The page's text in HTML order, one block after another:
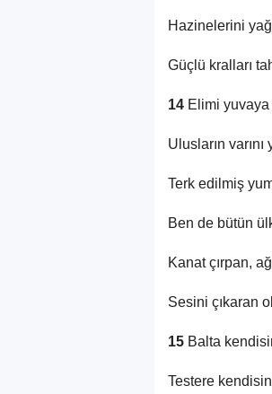
Hazinelerini
Güçlü kralları
14 Elimi yuvaya
Ulusların
Terk edilmiş
Ben de bütün
Kanat çırpan,
Sesini çıkaran
15 Balta
Testere